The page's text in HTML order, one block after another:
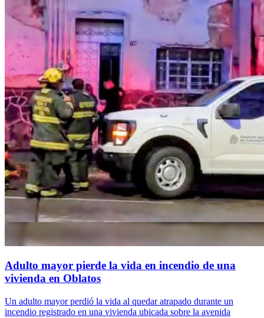
Adulto mayor pierde la vida en incendio de una
vivienda en Oblatos
Un adulto mayor perdió la vida al quedar atrapado durante un
incendio registrado en una vivienda ubicada sobre la avenida